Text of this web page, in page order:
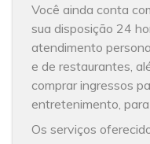
Você ainda conta
sua disposição 24
atendimento
e de restaurantes,
comprar ingressos
entretenimento,
Os serviços